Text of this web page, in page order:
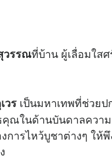
วรรณที่บ้าน ผู้เลื่อมใส
วร เป็นมหาเทพที่ช่วย
ณในด้านบันดาลควา
การไหว้บูชาต่างๆ ใ